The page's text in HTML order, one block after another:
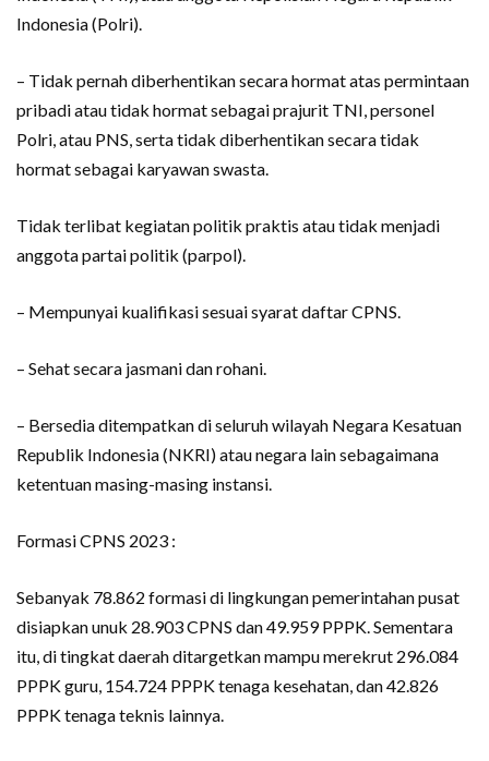
Indonesia (Polri).
– Tidak pernah diberhentikan secara hormat atas permintaan
pribadi atau tidak hormat sebagai prajurit TNI, personel
Polri, atau PNS, serta tidak diberhentikan secara tidak
hormat sebagai karyawan swasta.
Tidak terlibat kegiatan politik praktis atau tidak menjadi
anggota partai politik (parpol).
– Mempunyai kualifikasi sesuai syarat daftar CPNS.
– Sehat secara jasmani dan rohani.
– Bersedia ditempatkan di seluruh wilayah Negara Kesatuan
Republik Indonesia (NKRI) atau negara lain sebagaimana
ketentuan masing-masing instansi.
Formasi CPNS 2023 :
Sebanyak 78.862 formasi di lingkungan pemerintahan pusat
disiapkan unuk 28.903 CPNS dan 49.959 PPPK. Sementara
itu, di tingkat daerah ditargetkan mampu merekrut 296.084
PPPK guru, 154.724 PPPK tenaga kesehatan, dan 42.826
PPPK tenaga teknis lainnya.